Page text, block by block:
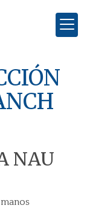
NAU